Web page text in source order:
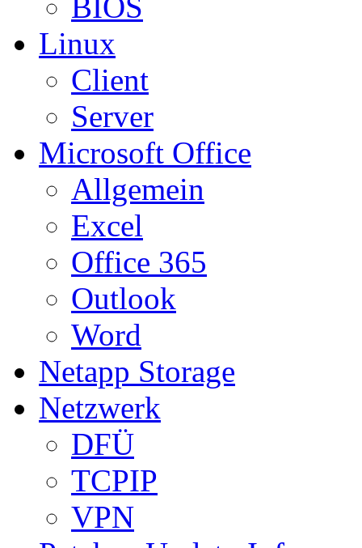
BIOS
Linux
Client
Server
Microsoft Office
Allgemein
Excel
Office 365
Outlook
Word
Netapp Storage
Netzwerk
DFÜ
TCPIP
VPN